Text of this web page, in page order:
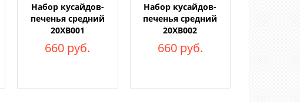
Набор кусайдов-
печенья средний
20ХВ001
660 руб.
Набор кусайдов-
печенья средний
20ХВ002
660 руб.